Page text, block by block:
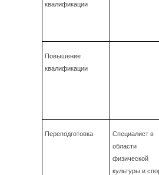
квалификации
Повышение
квалификации
Переподготовка
Специалист в
области
физической
культуры и